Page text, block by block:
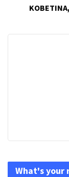
What's your